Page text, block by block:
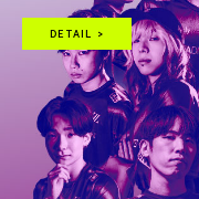
DETAIL >